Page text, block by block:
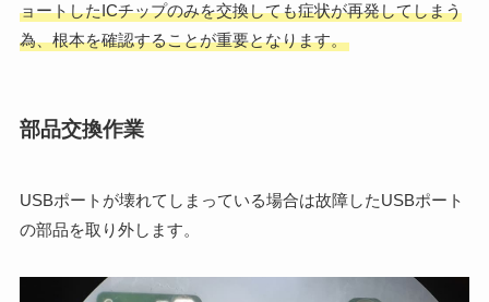
ョートしたICチップのみを交換しても症状が再発してしまう
為、根本を確認することが重要となります。
部品交換作業
USBポートが壊れてしまっている場合は故障したUSBポート
の部品を取り外します。